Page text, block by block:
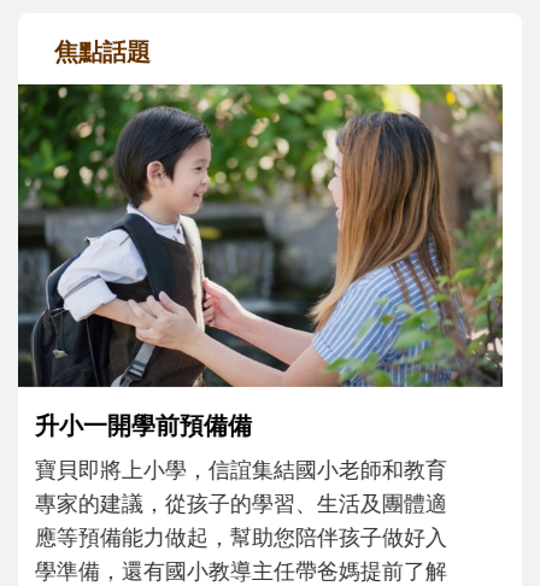
焦點話題
和孩子一起長大的那個男人│讀懂父親的
不同模樣
沒有人天生就擅長當爸爸！男人總是在一次
次「前所未有」的體驗中，跟著孩子一起長
大。從給予安全感的肢體遊戲，到獨立自